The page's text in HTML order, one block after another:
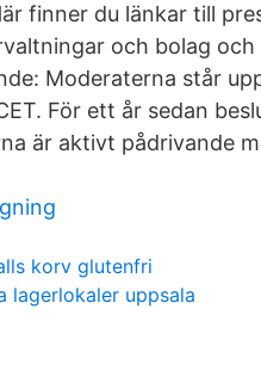
finner du länkar till
och bolag
Moderaterna står
För ett år sedan
är aktivt pådrivande
korv glutenfri
lagerlokaler uppsala